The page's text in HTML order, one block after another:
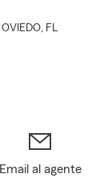
OVIEDO, FL
Email al agente